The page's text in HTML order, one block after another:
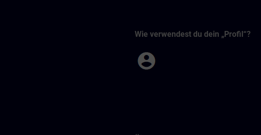
Wie verwendest du dein „Profil“?